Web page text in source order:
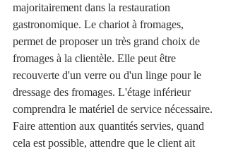
majoritairement dans la restauration
gastronomique. Le chariot à fromages,
permet de proposer un très grand choix de
fromages à la clientèle. Elle peut être
recouverte d'un verre ou d'un linge pour le
dressage des fromages. L'étage inférieur
comprendra le matériel de service nécessaire.
Faire attention aux quantités servies, quand
cela est possible, attendre que le client ait